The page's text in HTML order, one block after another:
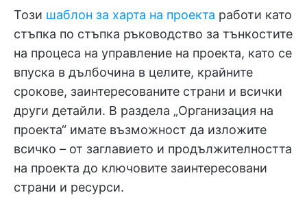
Този шаблон за харта на проекта работи като
стъпка по стъпка ръководство за тънкостите
на процеса на управление на проекта, като се
впуска в дълбочина в целите, крайните
срокове, заинтересованите страни и всички
други детайли. В раздела „Организация на
проекта“ имате възможност да изложите
всичко – от заглавието и продължителността
на проекта до ключовите заинтересовани
страни и ресурси.